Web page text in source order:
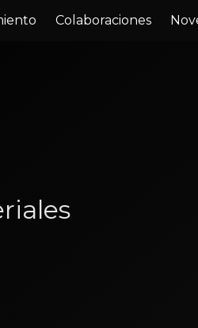
Colaboraciones